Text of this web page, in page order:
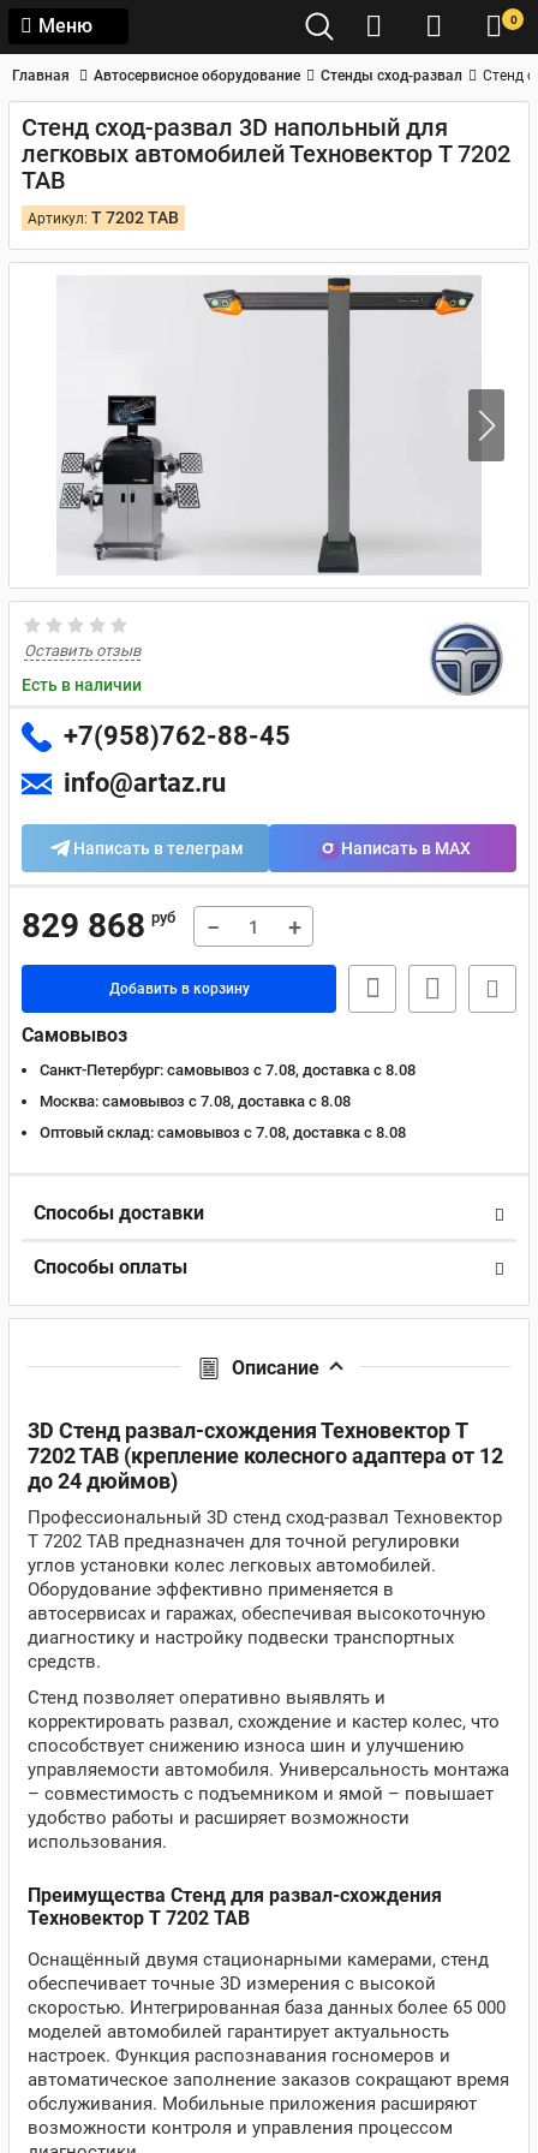
Меню 0
Главная Автосервисное оборудование Стенды сход-развал Стенд
Стенд сход-развал 3D напольный для
легковых автомобилей Техновектор T 7202
TAB
Артикул: T 7202 TAB
Оставить отзыв
Есть в наличии
+7(958)762-88-45
info@artaz.ru
Написать в телеграм Написать в MAX
829 868 руб − +
Добавить в корзину
Самовывоз
Санкт-Петербург: самовывоз с 7.08, доставка c 8.08
Москва: самовывоз с 7.08, доставка c 8.08
Оптовый склад: самовывоз с 7.08, доставка c 8.08
Способы доставки
Способы оплаты
Описание
3D Стенд развал-схождения Техновектор T
7202 TAB (крепление колесного адаптера от 12
до 24 дюймов)
Профессиональный 3D стенд сход-развал Техновектор
T 7202 TAB предназначен для точной регулировки
углов установки колес легковых автомобилей.
Оборудование эффективно применяется в
автосервисах и гаражах, обеспечивая высокоточную
диагностику и настройку подвески транспортных
средств.
Стенд позволяет оперативно выявлять и
корректировать развал, схождение и кастер колес, что
способствует снижению износа шин и улучшению
управляемости автомобиля. Универсальность монтажа
– совместимость с подъемником и ямой – повышает
удобство работы и расширяет возможности
использования.
Преимущества Стенд для развал-схождения
Техновектор T 7202 TAB
Оснащённый двумя стационарными камерами, стенд
обеспечивает точные 3D измерения с высокой
скоростью. Интегрированная база данных более 65 000
моделей автомобилей гарантирует актуальность
настроек. Функция распознавания госномеров и
автоматическое заполнение заказов сокращают время
обслуживания. Мобильные приложения расширяют
возможности контроля и управления процессом